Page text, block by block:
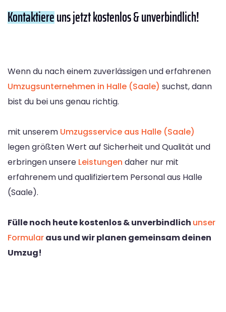
Kontaktiereuns jetzt kostenlos & unverbindlich!
Wenn du nach einem zuverlässigen und erfahrenen
Umzugsunternehmen in Halle (Saale) suchst, dann
bist du bei uns genau richtig.
mit unserem Umzugsservice aus Halle (Saale)
legen größten Wert auf Sicherheit und Qualität und
erbringen unsere Leistungen daher nur mit
erfahrenem und qualifiziertem Personal aus Halle
(Saale).
Fülle noch heute kostenlos & unverbindlich unser
Formularaus und wir planen gemeinsam deinen
Umzug!